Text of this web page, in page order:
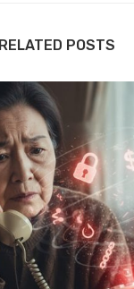
RELATED POSTS